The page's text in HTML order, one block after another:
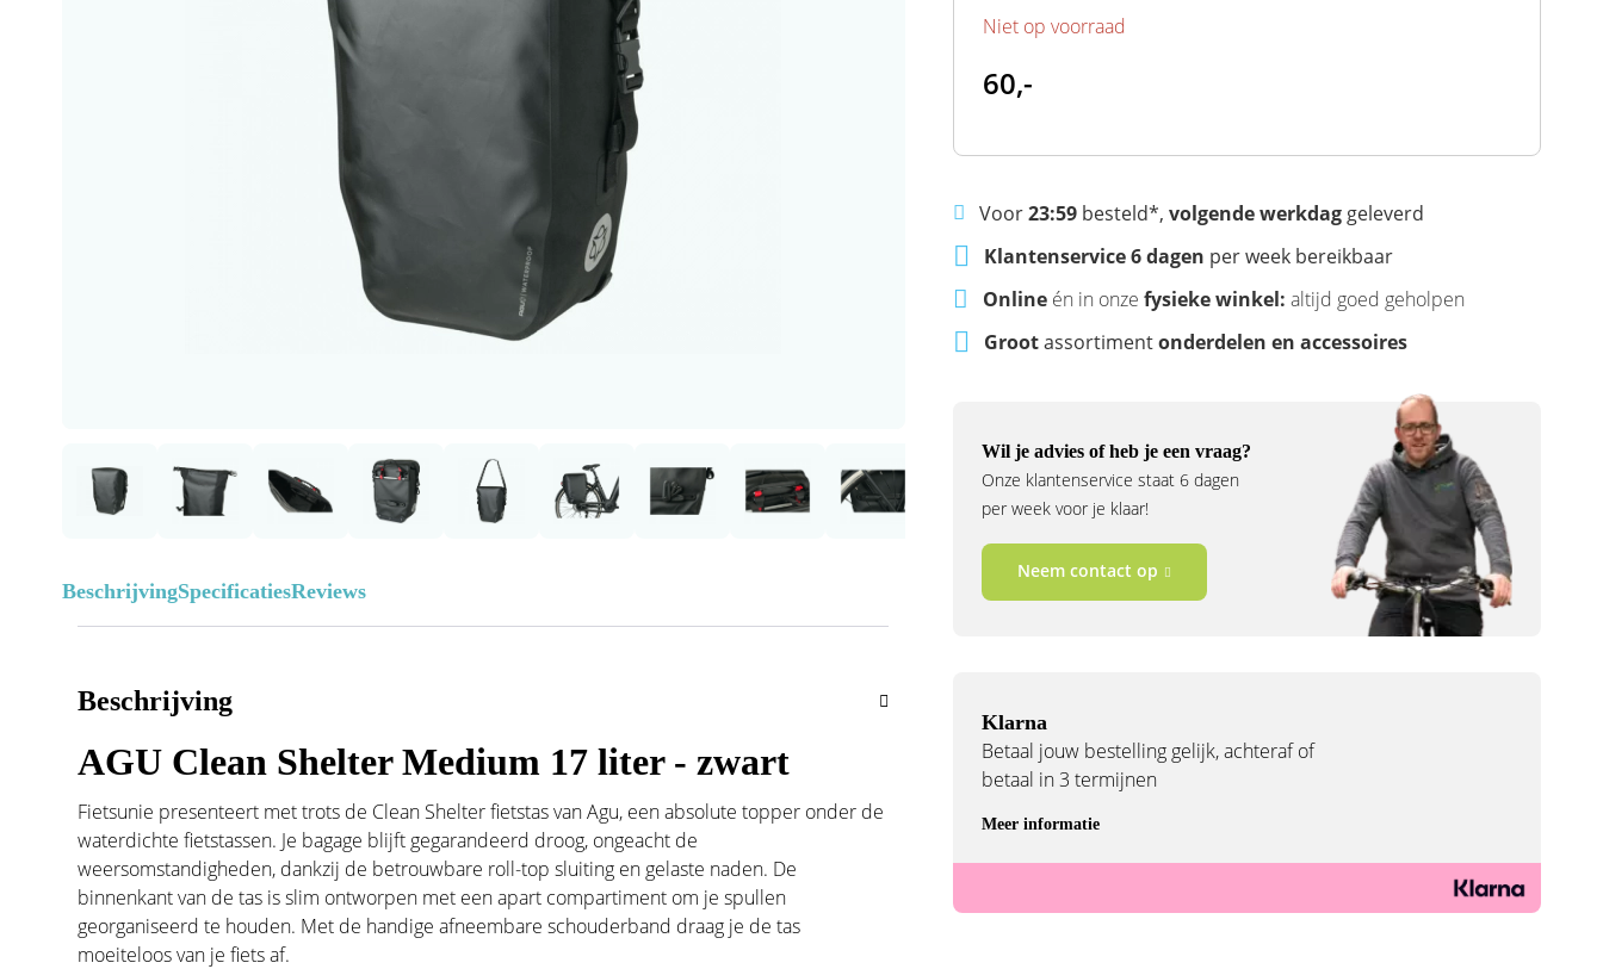
BeschrijvingSpecificatiesReviews
Beschrijving
AGU Clean Shelter Medium 17 liter - zwart
Fietsunie presenteert met trots de Clean Shelter fietstas van Agu, een absolute topper onder de
waterdichte fietstassen. Je bagage blijft gegarandeerd droog, ongeacht de
weersomstandigheden, dankzij de betrouwbare roll-top sluiting en gelaste naden. De
binnenkant van de tas is slim ontworpen met een apart compartiment om je spullen
georganiseerd te houden. Met de handige afneembare schouderband draag je de tas
moeiteloos van je fiets af.
Niet op voorraad
60,-
Voor23:59besteld*, volgende werkdaggeleverd
Klantenservice 6 dagen per week bereikbaar
Online én in onze fysieke winkel: altijd goed geholpen
Grootassortimentonderdelen en accessoires
Wil je advies of heb je een vraag?
Onze klantenservice staat 6 dagen
per week voor je klaar!
Neem contact op
Klarna
Betaal jouw bestelling gelijk, achteraf of
betaal in 3 termijnen
Meer informatie